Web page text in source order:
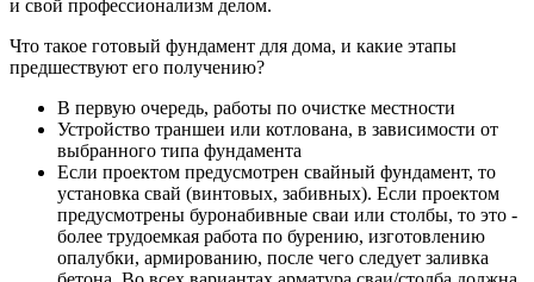
и свой профессионализм делом.
Что такое готовый фундамент для дома, и какие этапы
предшествуют его получению?
В первую очередь, работы по очистке местности
Устройство траншеи или котлована, в зависимости от
выбранного типа фундамента
Если проектом предусмотрен свайный фундамент, то
установка свай (винтовых, забивных). Если проектом
предусмотрены буронабивные сваи или столбы, то это -
более трудоемкая работа по бурению, изготовлению
опалубки, армированию, после чего следует заливка